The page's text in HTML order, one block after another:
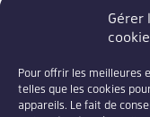
Gérer
Pour offrir les meilleures
telles que les cookies
appareils. Le fait de